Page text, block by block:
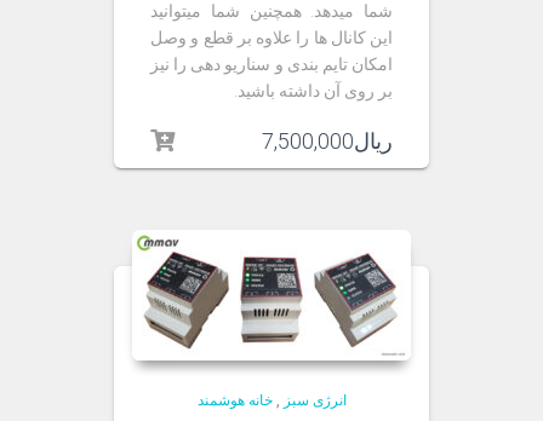
شما میدهد. همچنین شما میتوانید
این کانال ها را علاوه بر قطع و وصل
امکان تایم بندی و سناریو دهی را نیز
بر روی آن داشته باشید.
ریال7,500,000
انرژی سبز ,خانه هوشمند